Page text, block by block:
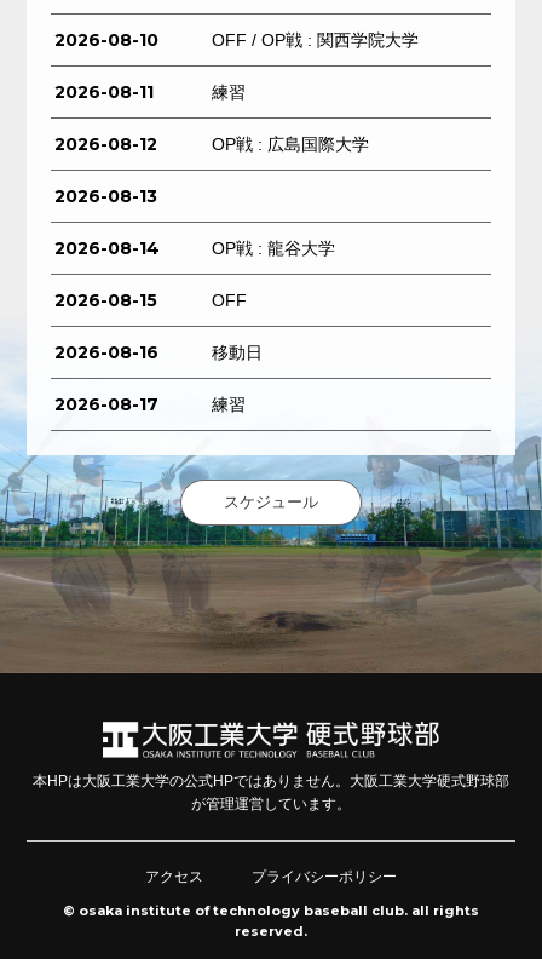
2026-08-10 OFF / OP戦 : 関西学院大学
2026-08-11 練習
2026-08-12 OP戦 : 広島国際大学
2026-08-13
2026-08-14 OP戦 : 龍谷大学
2026-08-15 OFF
2026-08-16 移動日
2026-08-17 練習
スケジュール
本HPは大阪工業大学の公式HPではありません。大阪工業大学硬式野球部
が管理運営しています。
アクセス
プライバシーポリシー
© osaka institute of technology baseball club. all rights
reserved.